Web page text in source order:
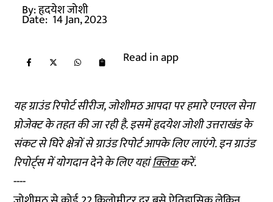
By:हृदयेश जोशी
Date: 14 Jan, 2023
Read in app
यह ग्राउंड रिपोर्ट सीरीज, जोशीमठ आपदा पर हमारे एनएल सेना
प्रोजेक्ट के तहत की जा रही है. इसमें हृदयेश जोशी उत्तराखंड के
संकट से घिरे क्षेत्रों से ग्राउंड रिपोर्ट आपके लिए लाएंगे. इन ग्राउंड
रिपोर्ट्स में योगदान देने के लिए यहांक्लिककरें.
----